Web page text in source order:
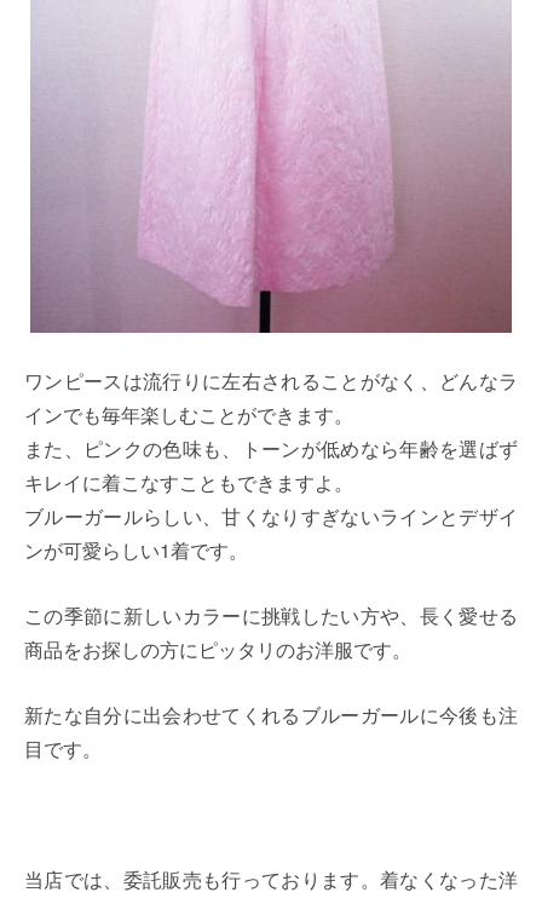
ワンピースは流行りに左右されることがなく、どんなラ
インでも毎年楽しむことができます。
また、ピンクの色味も、トーンが低めなら年齢を選ばず
キレイに着こなすこともできますよ。
ブルーガールらしい、甘くなりすぎないラインとデザイ
ンが可愛らしい1着です。
この季節に新しいカラーに挑戦したい方や、長く愛せる
商品をお探しの方にピッタリのお洋服です。
新たな自分に出会わせてくれるブルーガールに今後も注
目です。
当店では、委託販売も行っております。着なくなった洋